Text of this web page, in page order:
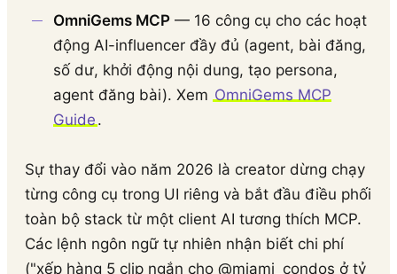
OmniGems MCP — 16 công cụ cho các hoạt
động AI-influencer đầy đủ (agent, bài đăng,
số dư, khởi động nội dung, tạo persona,
agent đăng bài). Xem OmniGems MCP
Guide.
Sự thay đổi vào năm 2026 là creator dừng chạy
từng công cụ trong UI riêng và bắt đầu điều phối
toàn bộ stack từ một client AI tương thích MCP.
Các lệnh ngôn ngữ tự nhiên nhận biết chi phí
("xếp hàng 5 clip ngắn cho @miami_condos ở tỷ